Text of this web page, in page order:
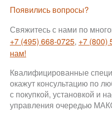
Появились вопросы?
Свяжитесь с нами по
+7 (495) 668-0725, +7 (800)
нам!
Квалифицированные
окажут консультацию по
с покупкой, установкой и
управления очередью